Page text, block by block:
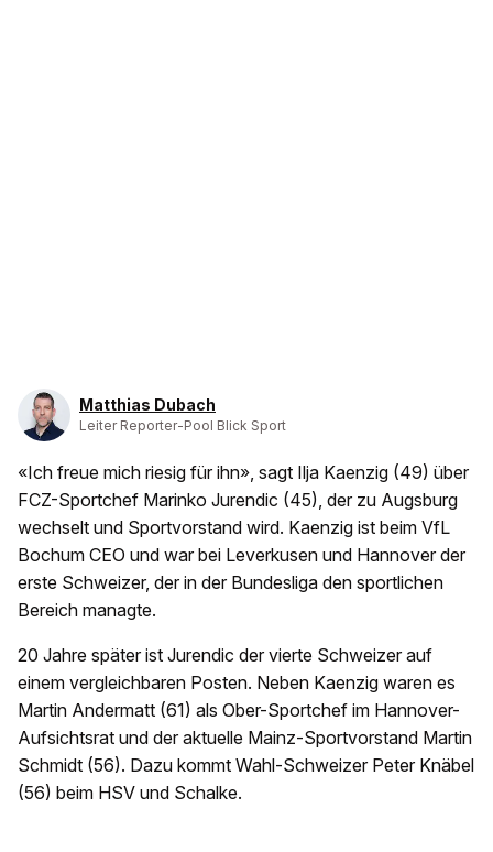
Matthias Dubach
Leiter Reporter-Pool Blick Sport
«Ich freue mich riesig für ihn», sagt Ilja Kaenzig (49) über
FCZ-Sportchef Marinko Jurendic (45), der zu Augsburg
wechselt und Sportvorstand wird. Kaenzig ist beim VfL
Bochum CEO und war bei Leverkusen und Hannover der
erste Schweizer, der in der Bundesliga den sportlichen
Bereich managte.
20 Jahre später ist Jurendic der vierte Schweizer auf
einem vergleichbaren Posten. Neben Kaenzig waren es
Martin Andermatt (61) als Ober-Sportchef im Hannover-
Aufsichtsrat und der aktuelle Mainz-Sportvorstand Martin
Schmidt (56). Dazu kommt Wahl-Schweizer Peter Knäbel
(56) beim HSV und Schalke.